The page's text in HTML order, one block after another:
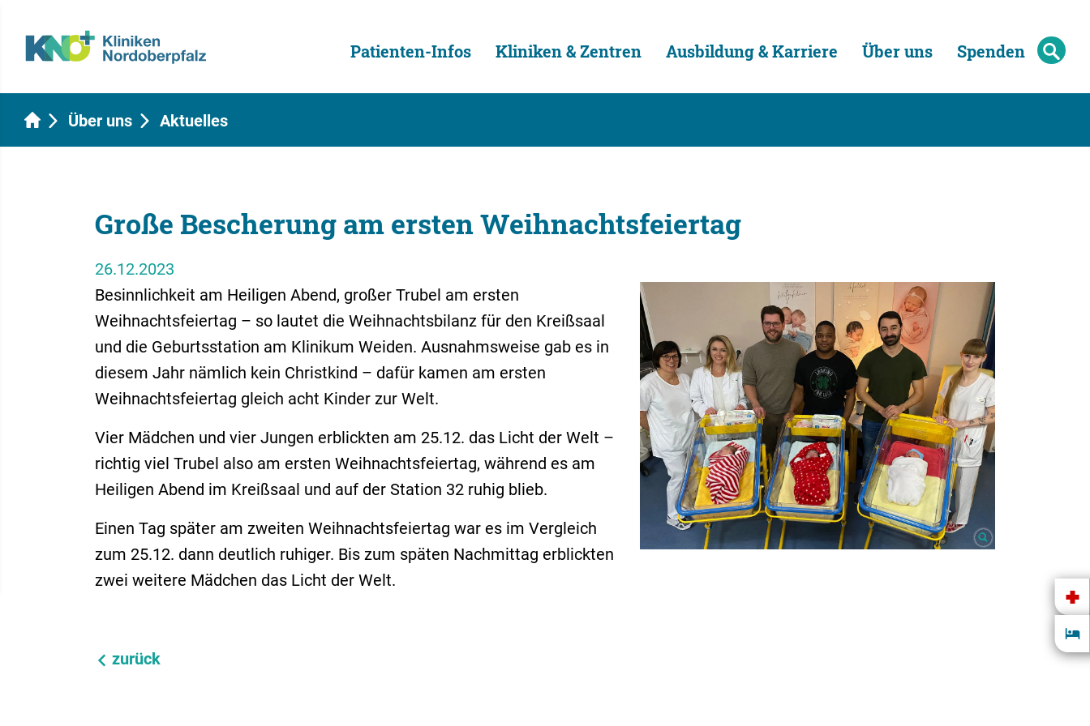
Patienten-Infos Kliniken & Zentren Ausbildung & Karriere Über uns Spenden
Über uns Aktuelles
Große Bescherung am ersten Weihnachtsfeiertag
26.12.2023
Besinnlichkeit am Heiligen Abend, großer Trubel am ersten
Weihnachtsfeiertag – so lautet die Weihnachtsbilanz für den Kreißsaal
und die Geburtsstation am Klinikum Weiden. Ausnahmsweise gab es in
diesem Jahr nämlich kein Christkind – dafür kamen am ersten
Weihnachtsfeiertag gleich acht Kinder zur Welt.
Vier Mädchen und vier Jungen erblickten am 25.12. das Licht der Welt –
richtig viel Trubel also am ersten Weihnachtsfeiertag, während es am
Heiligen Abend im Kreißsaal und auf der Station 32 ruhig blieb.
Einen Tag später am zweiten Weihnachtsfeiertag war es im Vergleich
zum 25.12. dann deutlich ruhiger. Bis zum späten Nachmittag erblickten
zwei weitere Mädchen das Licht der Welt.
zurück